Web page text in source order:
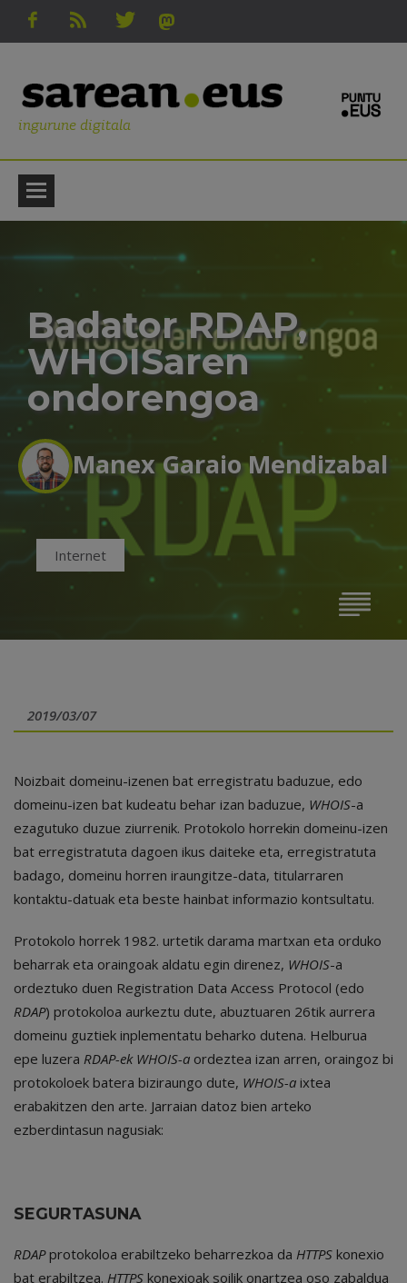
ingurune digitala
Badator RDAP,
WHOISaren
ondorengoa
Manex Garaio Mendizabal
Internet
2019/03/07
Noizbait domeinu-izenen bat erregistratu baduzue, edo
domeinu-izen bat kudeatu behar izan baduzue, WHOIS-a
ezagutuko duzue ziurrenik. Protokolo horrekin domeinu-izen
bat erregistratuta dagoen ikus daiteke eta, erregistratuta
badago, domeinu horren iraungitze-data, titularraren
kontaktu-datuak eta beste hainbat informazio kontsultatu.
Protokolo horrek 1982. urtetik darama martxan eta orduko
beharrak eta oraingoak aldatu egin direnez, WHOIS-a
ordeztuko duen Registration Data Access Protocol (edo
RDAP) protokoloa aurkeztu dute, abuztuaren 26tik aurrera
domeinu guztiek inplementatu beharko dutena. Helburua
epe luzera RDAP-ek WHOIS-a ordeztea izan arren, oraingoz bi
protokoloek batera biziraungo dute, WHOIS-a ixtea
erabakitzen den arte. Jarraian datoz bien arteko
ezberdintasun nagusiak:
SEGURTASUNA
RDAPprotokoloa erabiltzeko beharrezkoa da HTTPS konexio
bat erabiltzea. HTTPS konexioak soilik onartzea oso zabaldua